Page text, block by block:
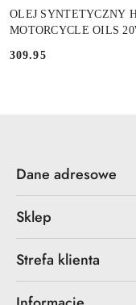
OLEJ SYNTETYCZNY
MOTORCYCLE OILS
Cena:
309.95
Dane adresowe
Sklep
Strefa klienta